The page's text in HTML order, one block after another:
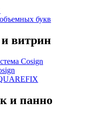
букв
и витрин
Cosign
и панно